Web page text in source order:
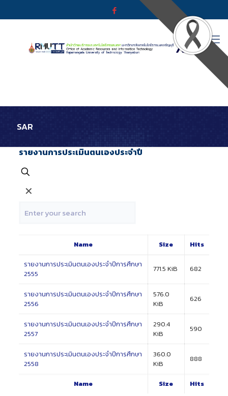
SAR
รายงานการประเมินตนเองประจำปี
✕
Name Size Hits
Name Size Hits
รายงานการประเมินตนเองประจำปีการศึกษา
2555
771.5 KiB 682
รายงานการประเมินตนเองประจำปีการศึกษา
2556
576.0
KiB
626
รายงานการประเมินตนเองประจำปีการศึกษา
2557
290.4
KiB
590
รายงานการประเมินตนเองประจำปีการศึกษา
2558
360.0
KiB
888